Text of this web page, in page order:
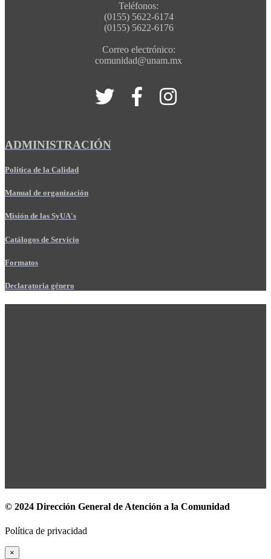
Teléfonos:
(0155) 5622-6174
(0155) 5622-6176
Correo electrónico:
comunidad@unam.mx
ADMINISTRACIÓN
Política de la Calidad
Manual de organización
Misión de las SyUA's
Catálogos de Servicio
Formatos
Declaratoria género
© 2024 Dirección General de Atención a la Comunidad
Política de privacidad
×